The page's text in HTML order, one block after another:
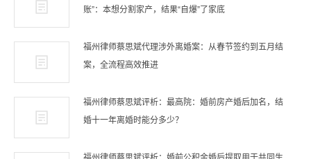
账”：本想分割家产，结果“自爆”了家底
福州律师蔡思斌代理涉外离婚案：从春节签约到五月结
案，全流程高效推进
福州律师蔡思斌评析：最高院：婚前房产婚后加名，结
婚十一年离婚时能分多少？